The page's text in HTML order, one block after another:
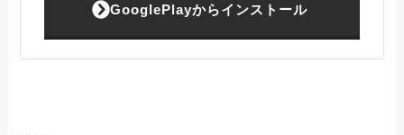
GooglePlayからインストール